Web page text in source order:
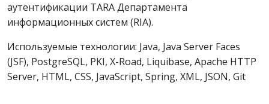
аутентификации TARA Департамента
информационных систем (RIA).
Используемые технологии: Java, Java Server Faces
(JSF), PostgreSQL, PKI, X-Road, Liquibase, Apache HTTP
Server, HTML, CSS, JavaScript, Spring, XML, JSON, Git